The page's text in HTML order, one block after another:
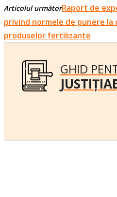
Articolul următorRaport de
privind normele de punere la
produselor fertilizante
GHID